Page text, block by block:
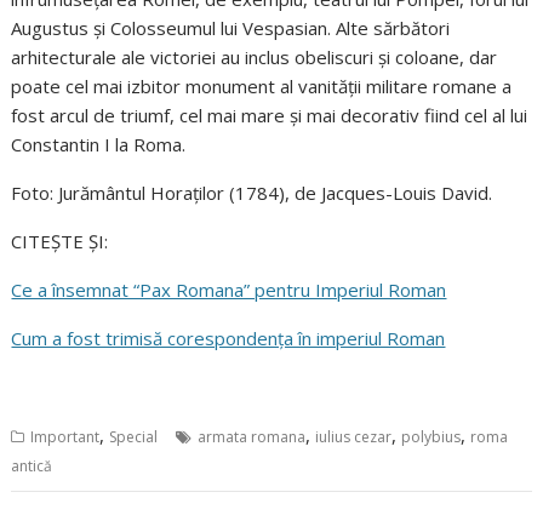
Augustus și Colosseumul lui Vespasian. Alte sărbători
arhitecturale ale victoriei au inclus obeliscuri și coloane, dar
poate cel mai izbitor monument al vanității militare romane a
fost arcul de triumf, cel mai mare și mai decorativ fiind cel al lui
Constantin I la Roma.
Foto: Jurământul Horaților (1784), de Jacques-Louis David.
CITEȘTE ȘI:
Ce a însemnat “Pax Romana” pentru Imperiul Roman
Cum a fost trimisă corespondența în imperiul Roman
Important, Special armata romana, iulius cezar, polybius, roma
antică